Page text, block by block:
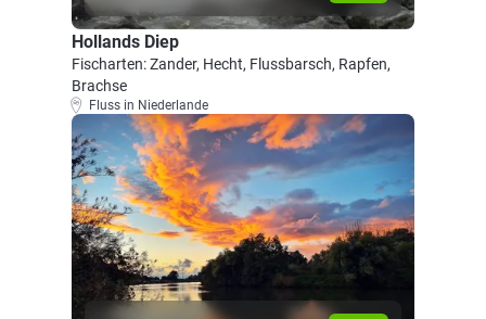
Hollands Diep
Fischarten: Zander, Hecht, Flussbarsch, Rapfen,
Brachse
Fluss in Niederlande